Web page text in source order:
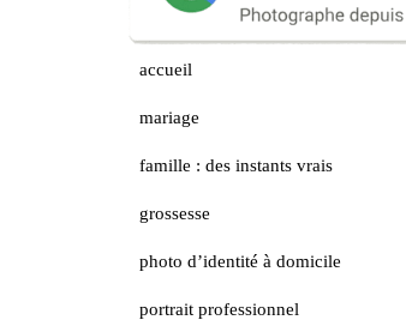
accueil
mariage
famille : des instants vrais
grossesse
photo d’identité à domicile
portrait professionnel